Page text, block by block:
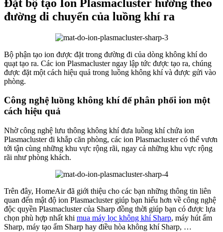
Đặt bộ tạo Ion Plasmacluster hướng theo
đường di chuyển của luồng khí ra
Bộ phận tạo ion được đặt trong đường đi của dòng không khí do
quạt tạo ra. Các ion Plasmacluster ngay lập tức được tạo ra, chúng
được đặt một cách hiệu quả trong luồng không khí và được gửi vào
phòng.
Công nghệ luồng không khí để phân phối ion một
cách hiệu quả
Nhờ công nghệ lưu thông không khí đưa luồng khí chứa ion
Plasmacluster đi khắp căn phòng, các ion Plasmacluster có thể vươn
tới tận cùng những khu vực rộng rãi, ngay cả những khu vực rộng
rãi như phòng khách.
Trên đây, HomeAir đã giới thiệu cho các bạn những thông tin liên
quan đến mật độ ion Plasmacluster giúp bạn hiểu hơn về công nghệ
độc quyền Plasmacluster của Sharp đồng thời giúp bạn có được lựa
chọn phù hợp nhất khi mua máy lọc không khí Sharp, máy hút ẩm
Sharp, máy tạo ẩm Sharp hay điều hòa không khí Sharp, …